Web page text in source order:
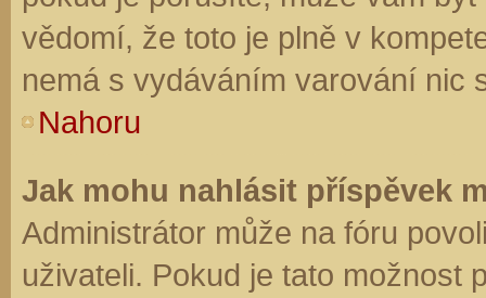
vědomí, že toto je plně v
nemá s vydáváním varování nic
Nahoru
Jak mohu nahlásit příspěvek
Administrátor může na fóru
uživateli. Pokud je tato možnost